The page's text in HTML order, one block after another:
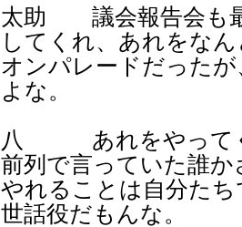
太助 議会報告会も最
してくれ、あれをな
オンパレードだった
よな。
八 あれをやってく
前列で言っていた誰
やれることは自分た
世話役だもんな。